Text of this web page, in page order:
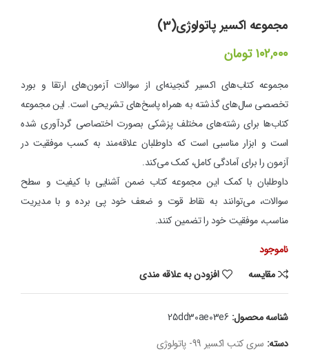
مجموعه اکسیر پاتولوژی(3)
۱۰۲,۰۰۰ تومان
مجموعه کتاب‌های اکسیر گنجینه‌ای از سوالات آزمون‌های ارتقا و بورد
تخصصی سال‌های گذشته به همراه پاسخ‌های تشریحی است. این مجموعه
کتاب‌ها برای رشته‌های مختلف پزشکی بصورت اختصاصی گردآوری شده
است و ابزار مناسبی است که داوطلبان علاقه‌مند به کسب موفقیت در
آزمون را برای آمادگی کامل، کمک می‌کند.
داوطلبان با کمک این مجموعه کتاب ضمن آشنایی با کیفیت و سطح
سوالات، می‌توانند به نقاط قوت و ضعف خود پی برده و با مدیریت
مناسب، موفقیت خود را تضمین کنند.
ناموجود
مقایسه
افزودن به علاقه مندی
شناسه محصول: 25dd30ae03e6
دسته: سری کتب اکسیر 99- پاتولوژی